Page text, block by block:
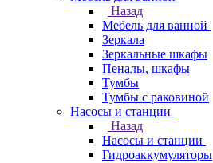
Назад
Мебель для ванной
Зеркала
Зеркальные шкафы
Пеналы, шкафы
Тумбы
Тумбы с раковиной
Насосы и станции
Назад
Насосы и станции
Гидроаккумуляторы